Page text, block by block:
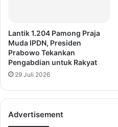
Lantik 1.204 Pamong Praja
Muda IPDN, Presiden
Prabowo Tekankan
Pengabdian untuk Rakyat
29 Juli 2026
Advertisement